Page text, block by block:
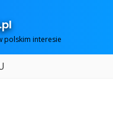
polskim interesie